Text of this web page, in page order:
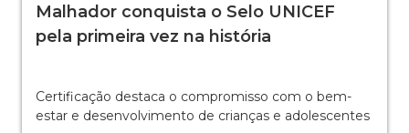
Malhador conquista o Selo UNICEF
pela primeira vez na história
Certificação destaca o compromisso com o bem-
estar e desenvolvimento de crianças e adolescentes